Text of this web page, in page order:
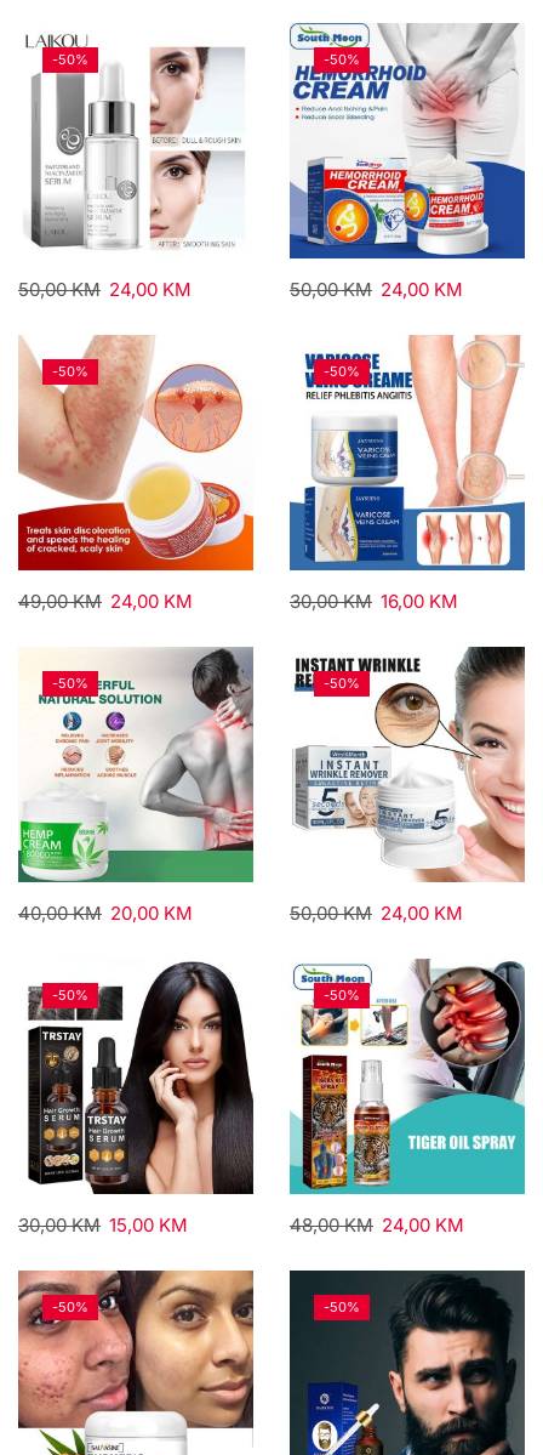
-50%
50,00KM 24,00 KM
-50%
50,00KM 24,00 KM
-50%
49,00KM 24,00 KM
-50%
30,00KM 16,00 KM
-50%
40,00KM 20,00 KM
-50%
50,00KM 24,00 KM
-50%
30,00KM 15,00 KM
-50%
48,00KM 24,00 KM
-50% -50%